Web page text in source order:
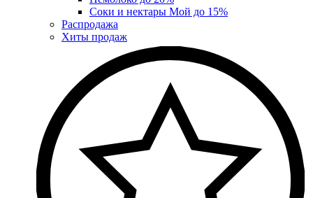
Соки и нектары Мой до 15%
Распродажа
Хиты продаж